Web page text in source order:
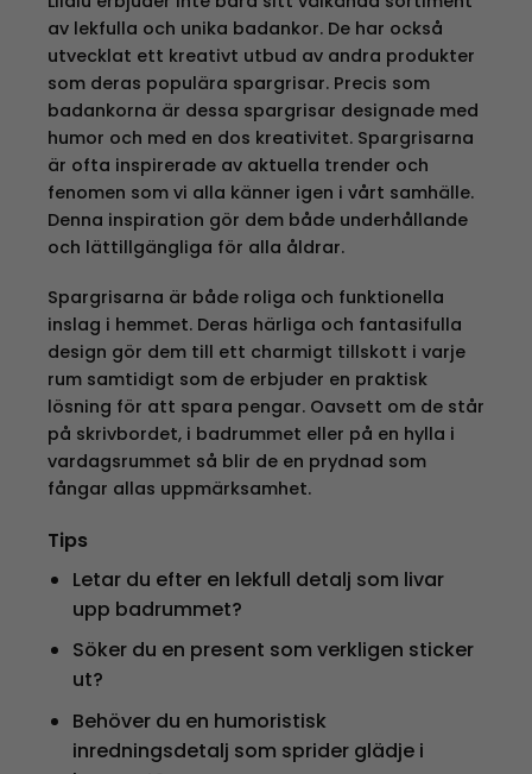
av lekfulla och unika badankor. De har också
utvecklat ett kreativt utbud av andra produkter
som deras populära spargrisar. Precis som
badankorna är dessa spargrisar designade med
humor och med en dos kreativitet. Spargrisarna
är ofta inspirerade av aktuella trender och
fenomen som vi alla känner igen i vårt samhälle.
Denna inspiration gör dem både underhållande
och lättillgängliga för alla åldrar.
Spargrisarna är både roliga och funktionella
inslag i hemmet. Deras härliga och fantasifulla
design gör dem till ett charmigt tillskott i varje
rum samtidigt som de erbjuder en praktisk
lösning för att spara pengar. Oavsett om de står
på skrivbordet, i badrummet eller på en hylla i
vardagsrummet så blir de en prydnad som
fångar allas uppmärksamhet.
Tips
Letar du efter en lekfull detalj som livar
upp badrummet?
Söker du en present som verkligen sticker
ut?
Behöver du en humoristisk
inredningsdetalj som sprider glädje i